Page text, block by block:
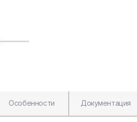
Особенности Документация